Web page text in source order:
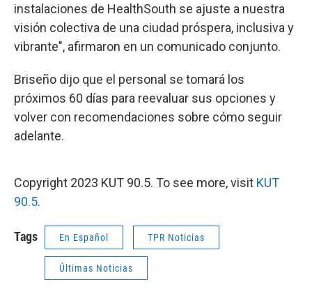
instalaciones de HealthSouth se ajuste a nuestra
visión colectiva de una ciudad próspera, inclusiva y
vibrante", afirmaron en un comunicado conjunto.
Briseño dijo que el personal se tomará los
próximos 60 días para reevaluar sus opciones y
volver con recomendaciones sobre cómo seguir
adelante.
Copyright 2023 KUT 90.5. To see more, visit KUT
90.5.
Tags En Español TPR Noticias
Últimas Noticias